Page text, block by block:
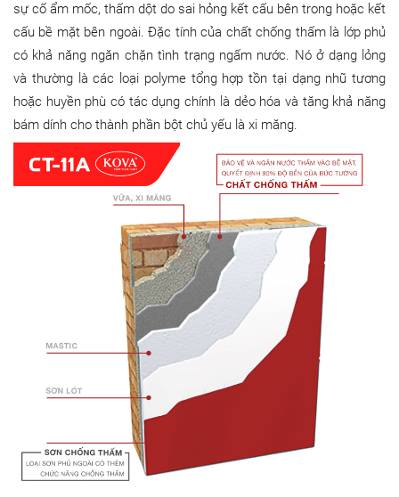
sự cố ẩm mốc, thấm dột do sai hỏng kết cấu bên trong hoặc kết
cấu bề mặt bên ngoài. Đặc tính của chất chống thấm là lớp phủ
có khả năng ngăn chặn tình trạng ngấm nước. Nó ở dạng lỏng
và thường là các loại polyme tổng hợp tồn tại dạng nhũ tương
hoặc huyền phù có tác dụng chính là dẻo hóa và tăng khả năng
bám dính cho thành phần bột chủ yếu là xi măng.